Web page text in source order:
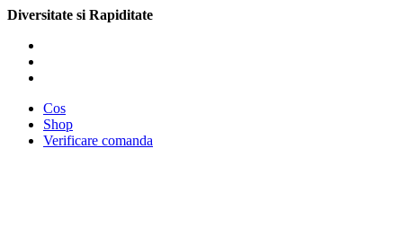
Diversitate si Rapiditate
Cos
Shop
Verificare comanda